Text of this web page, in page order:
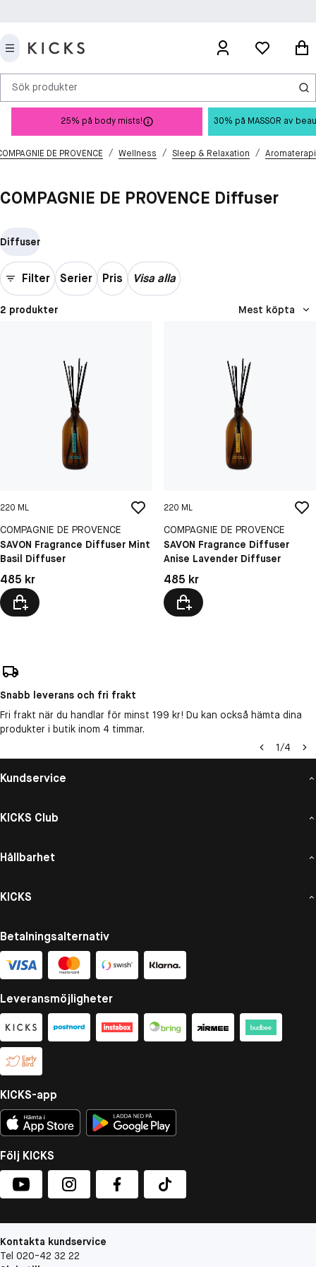
Sök produkter
25% på body mists! 30% på MASSOR av
DE PROVENCE / Wellness / Sleep & Relaxation / Aromaterapi
COMPAGNIE DE PROVENCE Diffuser
Diffuser
Filter Serier Pris Visa alla
2 produkter Mest köpta
220 ML
COMPAGNIE DE PROVENCE
SAVON Fragrance Diffuser Mint
Basil Diffuser
Pris: 485 kr
485 kr
220 ML
COMPAGNIE DE PROVENCE
SAVON Fragrance Diffuser
Anise Lavender Diffuser
Pris: 485 kr
485 kr
Snabb leverans och fri frakt
Fri frakt när du handlar för minst 199 kr! Du kan också hämta dina
produkter i butik inom 4 timmar.
1/4
Kundservice
KICKS Club
Hållbarhet
KICKS
Betalningsalternativ
Leveransmöjligheter
KICKS-app
Följ KICKS
Kontakta kundservice
Tel 020-42 32 22